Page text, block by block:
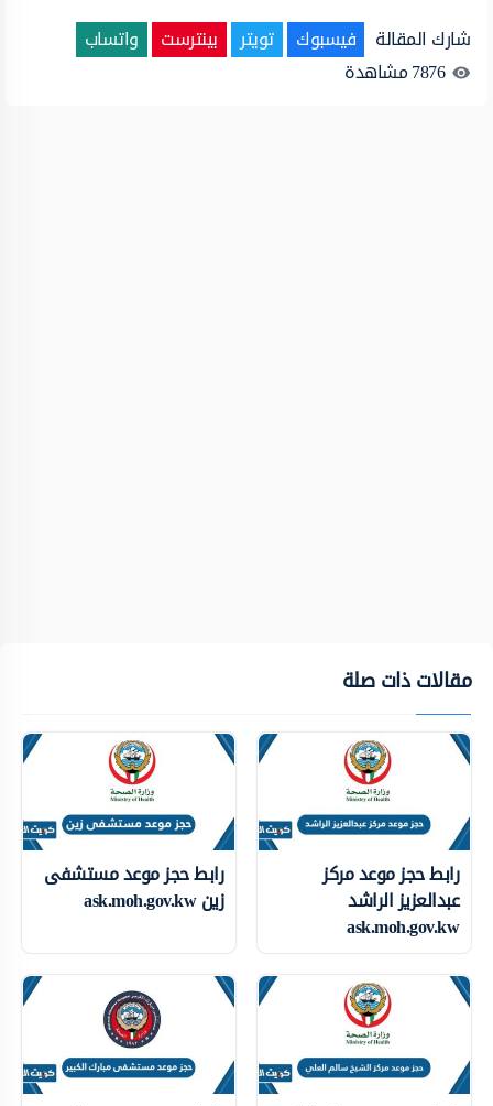
شارك المقالة فيسبوك تويتر بينترست
واتساب
7876مشاهدة
مقالات ذات صلة
رابط حجز موعد مركز
عبدالعزيز الراشد
ask.moh.gov.kw
رابط حجز موعد مستشفى
زين ask.moh.gov.kw